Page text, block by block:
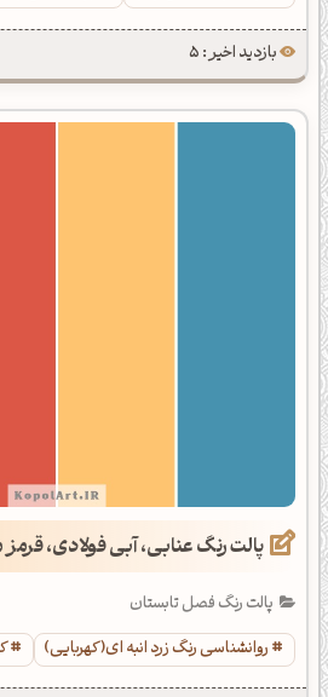
بازدید اخیر : 5
پالت رنگ عنابی، آبی فولادی، قرمز
پالت رنگ فصل تابستان
روانشناسی رنگ زرد انبه ای(کهربایی)